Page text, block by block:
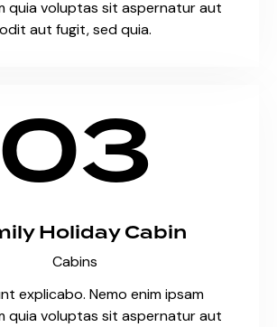
quia voluptas sit aspernatur aut
odit aut fugit, sed quia.
03
Holiday Cabin
Cabins
explicabo. Nemo enim ipsam
quia voluptas sit aspernatur aut